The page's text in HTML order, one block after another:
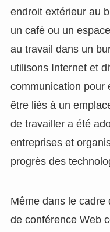
endroit extérieur au
un café ou un
au travail dans un
utilisons Internet et
communication pour
être liés à un
de travailler a été
entreprises et
progrès des
Même dans le cadre
de conférence Web